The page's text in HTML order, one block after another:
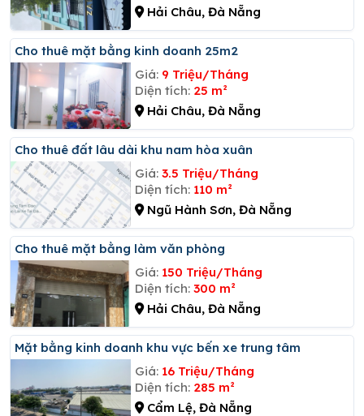
Hải Châu, Đà Nẵng
Cho thuê mặt bằng kinh doanh 25m2
Giá: 9 Triệu/Tháng
Diện tích: 25 m²
Hải Châu, Đà Nẵng
Cho thuê đất lâu dài khu nam hòa xuân
Giá: 3.5 Triệu/Tháng
Diện tích: 110 m²
Ngũ Hành Sơn, Đà Nẵng
Cho thuê mặt bằng làm văn phòng
Giá: 150 Triệu/Tháng
Diện tích: 300 m²
Hải Châu, Đà Nẵng
Mặt bằng kinh doanh khu vực bến xe trung tâm
Giá: 16 Triệu/Tháng
Diện tích: 285 m²
Cẩm Lệ, Đà Nẵng